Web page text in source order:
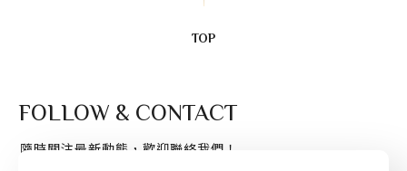
TOP
FOLLOW & CONTACT
隨時關注最新動態，歡迎聯絡我們！